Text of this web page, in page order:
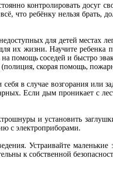
контролировать досуг
что ребёнку нельзя
для детей местах
их жизни. Научите
помощь соседей и быстро
скорая помощь,
в случае возгорания или
Если дым проникает с
и установить
с электроприборами.
Устраивайте
к собственной